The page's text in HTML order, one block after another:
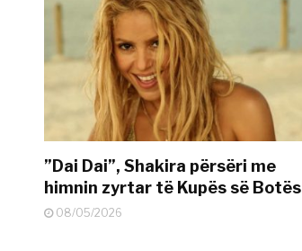
”Dai Dai”, Shakira përsëri me
himnin zyrtar të Kupës së Botës
08/05/2026